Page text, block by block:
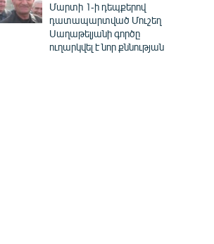
Մարտի 1-ի դեպքերով
դատապարտված Մուշեղ
Սաղաթելյանի գործը
ուղարկվել է նոր քննության